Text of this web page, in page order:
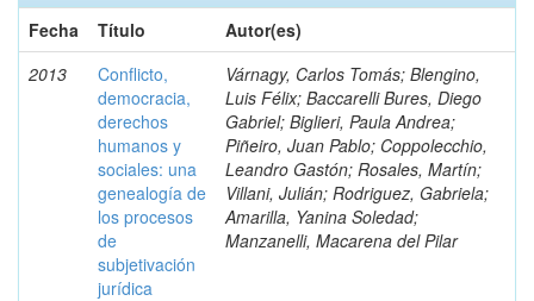
Fecha
Título
Autor(es)
2013
Conflicto,
democracia,
derechos
humanos y
sociales: una
genealogía de
los procesos
de
subjetivación
jurídica
Várnagy, Carlos Tomás; Blengino,
Luis Félix; Baccarelli Bures, Diego
Gabriel; Biglieri, Paula Andrea;
Piñeiro, Juan Pablo; Coppolecchio,
Leandro Gastón; Rosales, Martín;
Villani, Julián; Rodriguez, Gabriela;
Amarilla, Yanina Soledad;
Manzanelli, Macarena del Pilar